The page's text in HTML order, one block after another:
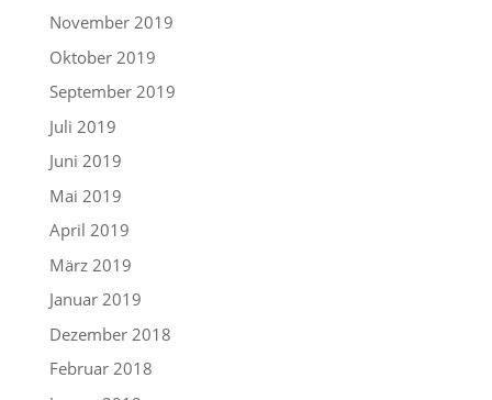
November 2019
Oktober 2019
September 2019
Juli 2019
Juni 2019
Mai 2019
April 2019
März 2019
Januar 2019
Dezember 2018
Februar 2018